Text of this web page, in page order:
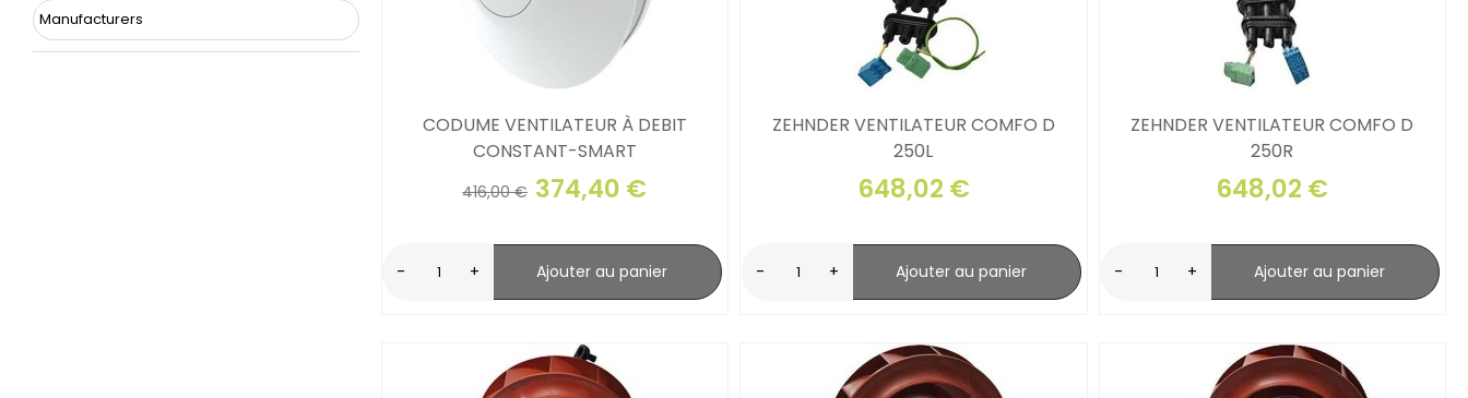
CODUME VENTILATEUR À DEBIT
CONSTANT-SMART
416,00 € 374,40 €
- + Ajouter au panier
ZEHNDER VENTILATEUR COMFO D
250L
648,02 €
- + Ajouter au panier
ZEHNDER VENTILATEUR COMFO D
250R
648,02 €
- + Ajouter au panier